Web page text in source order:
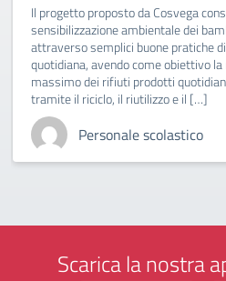
Il progetto proposto da Cosvega
sensibilizzazione ambientale dei
attraverso semplici buone pratiche
quotidiana, avendo come obiettivo la
massimo dei rifiuti prodotti
tramite il riciclo, il riutilizzo e il […]
Personale scolastico
Scarica la nostra